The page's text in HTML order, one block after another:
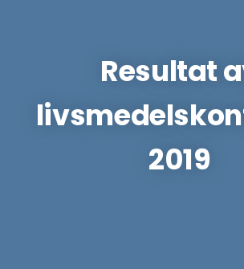
Resultat
2019